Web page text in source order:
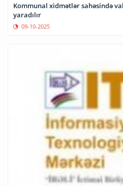
Kommunal xidmətlər sahəsində
yaradılır
09-10-2025